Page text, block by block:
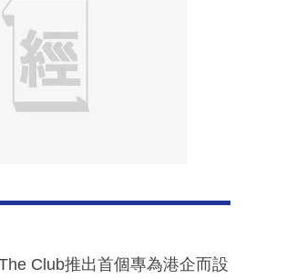
Club推出首個專為港企而設